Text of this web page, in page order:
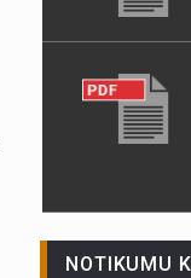
NOTIKUMU